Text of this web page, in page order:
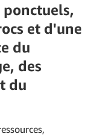
et d'une
du
des
du